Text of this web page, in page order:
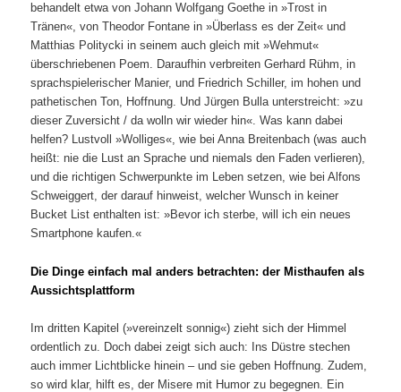
behandelt etwa von Johann Wolfgang Goethe in »Trost in
Tränen«, von Theodor Fontane in »Überlass es der Zeit« und
Matthias Politycki in seinem auch gleich mit »Wehmut«
überschriebenen Poem. Daraufhin verbreiten Gerhard Rühm, in
sprachspielerischer Manier, und Friedrich Schiller, im hohen und
pathetischen Ton, Hoffnung. Und Jürgen Bulla unterstreicht: »zu
dieser Zuversicht / da wolln wir wieder hin«. Was kann dabei
helfen? Lustvoll »Wolliges«, wie bei Anna Breitenbach (was auch
heißt: nie die Lust an Sprache und niemals den Faden verlieren),
und die richtigen Schwerpunkte im Leben setzen, wie bei Alfons
Schweiggert, der darauf hinweist, welcher Wunsch in keiner
Bucket List enthalten ist: »Bevor ich sterbe, will ich ein neues
Smartphone kaufen.«
Die Dinge einfach mal anders betrachten: der Misthaufen als
Aussichtsplattform
Im dritten Kapitel (»vereinzelt sonnig«) zieht sich der Himmel
ordentlich zu. Doch dabei zeigt sich auch: Ins Düstre stechen
auch immer Lichtblicke hinein – und sie geben Hoffnung. Zudem,
so wird klar, hilft es, der Misere mit Humor zu begegnen. Ein